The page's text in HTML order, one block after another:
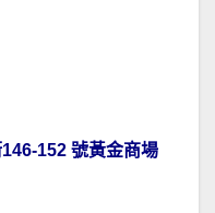
152 號黃金商場